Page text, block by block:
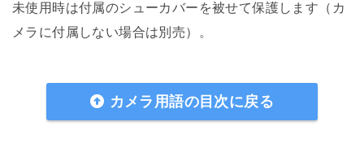
未使用時は付属のシューカバーを被せて保護します（カ
メラに付属しない場合は別売）。
カメラ用語の目次に戻る